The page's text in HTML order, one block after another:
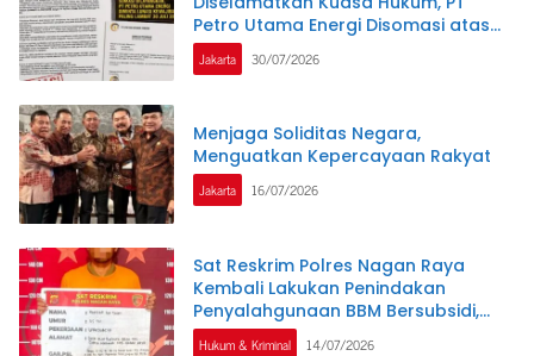
Petro Utama Energi Disomasi atas
Dugaan Wanprestasi Pembayaran
Success Fee
Jakarta 30/07/2026
Menjaga Soliditas Negara,
Menguatkan Kepercayaan Rakyat
Jakarta 16/07/2026
Sat Reskrim Polres Nagan Raya
Kembali Lakukan Penindakan
Penyalahgunaan BBM Bersubsidi,
Tiga Tersangka Ditahan.
Hukum & Kriminal 14/07/2026